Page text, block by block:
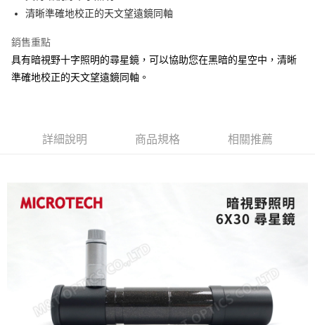
清晰準確地校正的天文望遠鏡同軸
銷售重點
具有暗視野十字照明的尋星鏡，可以協助您在黑暗的星空中，清晰
準確地校正的天文望遠鏡同軸。
詳細說明 商品規格 相關推薦